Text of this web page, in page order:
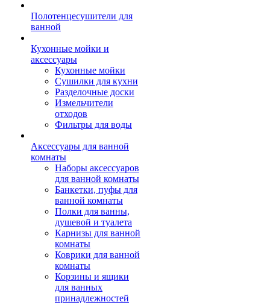
Полотенцесушители для
ванной
Кухонные мойки и
аксессуары
Кухонные мойки
Сушилки для кухни
Разделочные доски
Измельчители
отходов
Фильтры для воды
Аксессуары для ванной
комнаты
Наборы аксессуаров
для ванной комнаты
Банкетки, пуфы для
ванной комнаты
Полки для ванны,
душевой и туалета
Карнизы для ванной
комнаты
Коврики для ванной
комнаты
Корзины и ящики
для ванных
принадлежностей